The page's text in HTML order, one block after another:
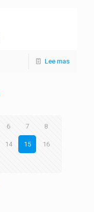
Lee mas
6 7 8
14 15 16